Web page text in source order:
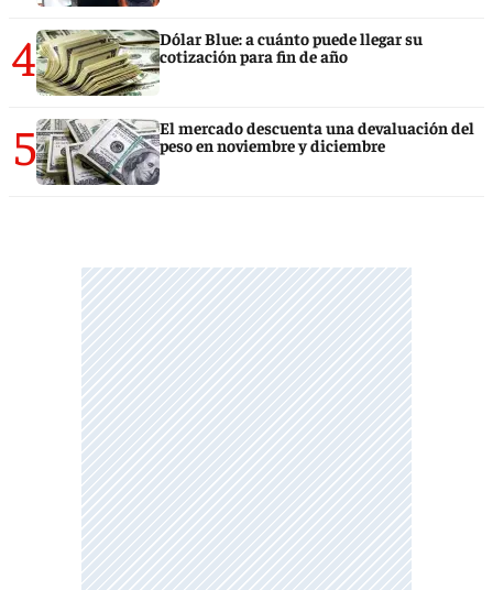
4
Dólar Blue: a cuánto puede llegar su
cotización para fin de año
5
El mercado descuenta una devaluación del
peso en noviembre y diciembre